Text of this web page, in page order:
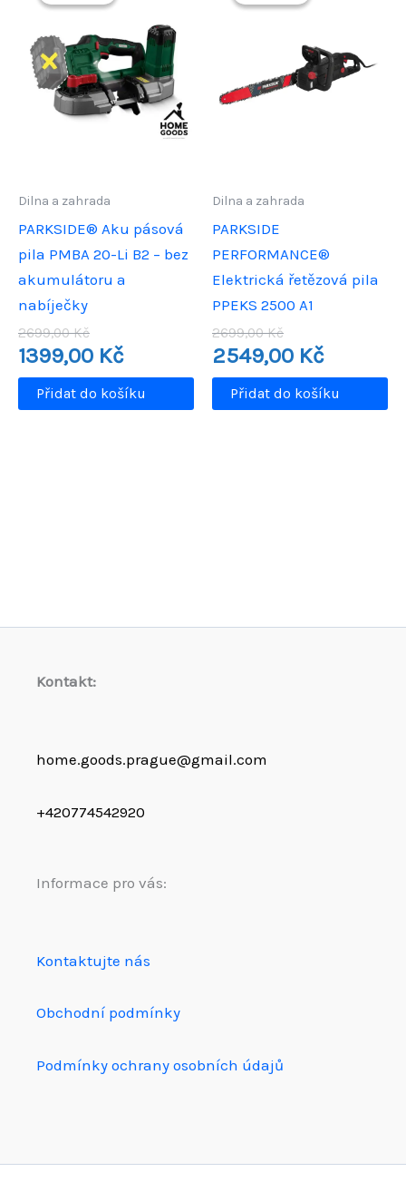
Dilna a zahrada
PARKSIDE® Aku pásová
pila PMBA 20-Li B2 – bez
akumulátoru a
nabíječky
2699,00KčPůvodní
cena
byla:
2699,00 Kč.
1399,00 Kč
je:
1399,00 Kč.
Přidat do košíku
Dilna a zahrada
PARKSIDE
PERFORMANCE®
Elektrická řetězová pila
PPEKS 2500 A1
2699,00KčPůvodní
cena
byla:
2699,00 Kč.
2549,00 Kč
2549,00 Kč.
Přidat do košíku
Kontakt:
home.goods.prague@gmail.com
+420774542920
Informace pro vás:
Kontaktujte nás
Obchodní podmínky
Podmínky ochrany osobních údajů